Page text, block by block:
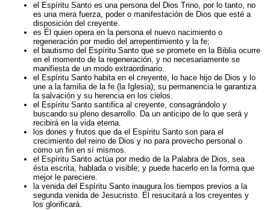
el Espíritu Santo es una persona del Dios Trino, por lo tanto, no
es una mera fuerza, poder o manifestación de Dios que esté a
disposición del creyente.
es Él quien opera en la persona el nuevo nacimiento o
regeneración por medio del arrepentimiento y la fe;
el bautismo del Espíritu Santo que se promete en la Biblia ocurre
en el momento de la regeneración, y no necesariamente se
manifiesta de un modo extraordinario.
el Espíritu Santo habita en el creyente, lo hace hijo de Dios y lo
une a la familia de la fe (la Iglesia); su permanencia le garantiza
la salvación y su herencia en los cielos.
el Espíritu Santo santifica al creyente, consagrándolo y
buscando su pleno desarrollo. Da un anticipo de lo que será y
recibirá en la vida eterna.
los dones y frutos que da el Espíritu Santo son para el
crecimiento del reino de Dios y no para provecho personal o
como un fin en sí mismos.
el Espíritu Santo actúa por medio de la Palabra de Dios, sea
ésta escrita, hablada o visible; y puede hacerlo en la forma que
mejor le pareciere.
la venida del Espíritu Santo inaugura los tiempos previos a la
segunda venida de Jesucristo. Él resucitará a los creyentes y
los glorificará.